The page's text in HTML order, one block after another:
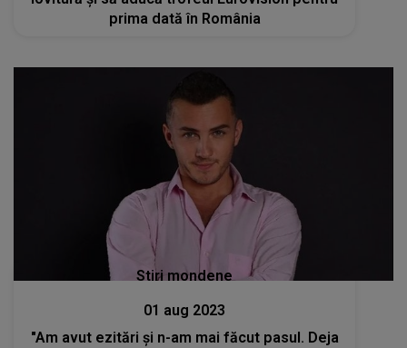
prima dată în România
Stiri mondene
01 aug 2023
"Am avut ezitări și n-am mai făcut pasul. Deja